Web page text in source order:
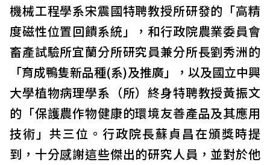
機械工程學系宋震國特聘教授所研發的「高精
度磁性位置回饋系統」，和行政院農業委員會
畜產試驗所宜蘭分所研究員兼分所長劉秀洲的
「育成鴨隻新品種(系)及推廣」，以及國立中興
大學植物病理學系（所）終身特聘教授黃振文
的「保護農作物健康的環境友善產品及其應用
技術」共三位。行政院長蘇貞昌在頒獎時提
到，十分感謝這些傑出的研究人員，並對於他